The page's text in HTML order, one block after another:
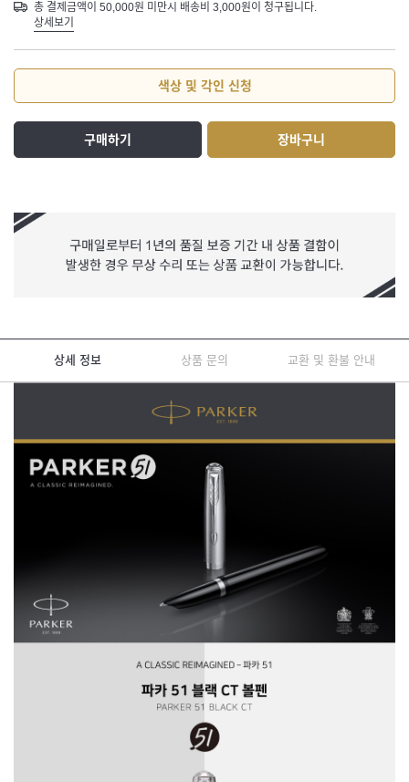
총 결제금액이 50,000원 미만시 배송비 3,000원이 청구됩니다.
상세보기
색상 및 각인 신청
구매하기 장바구니
상세 정보 상품 문의 교환 및 환불 안내